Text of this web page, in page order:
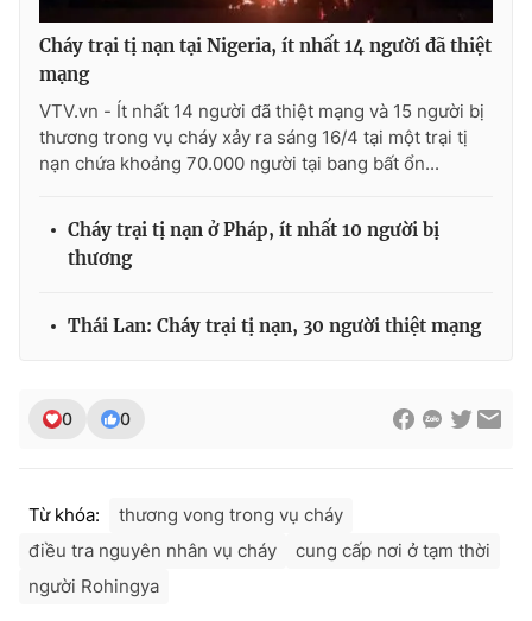
Cháy trại tị nạn tại Nigeria, ít nhất 14 người đã thiệt
mạng
VTV.vn - Ít nhất 14 người đã thiệt mạng và 15 người bị
thương trong vụ cháy xảy ra sáng 16/4 tại một trại tị
nạn chứa khoảng 70.000 người tại bang bất ổn...
Cháy trại tị nạn ở Pháp, ít nhất 10 người bị
thương
Thái Lan: Cháy trại tị nạn, 30 người thiệt mạng
0 0
Từ khóa:
thương vong trong vụ cháy
điều tra nguyên nhân vụ cháy
cung cấp nơi ở tạm thời
người Rohingya